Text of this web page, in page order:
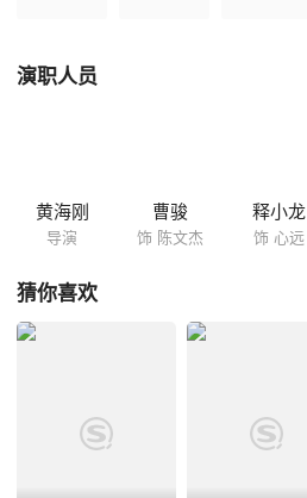
演职人员
黄海刚
导演
曹骏
饰 陈文杰
释小龙
饰 心远
猜你喜欢